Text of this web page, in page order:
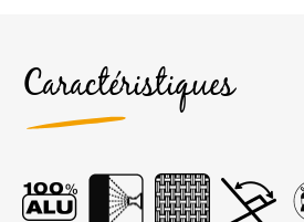
Caractéristiques